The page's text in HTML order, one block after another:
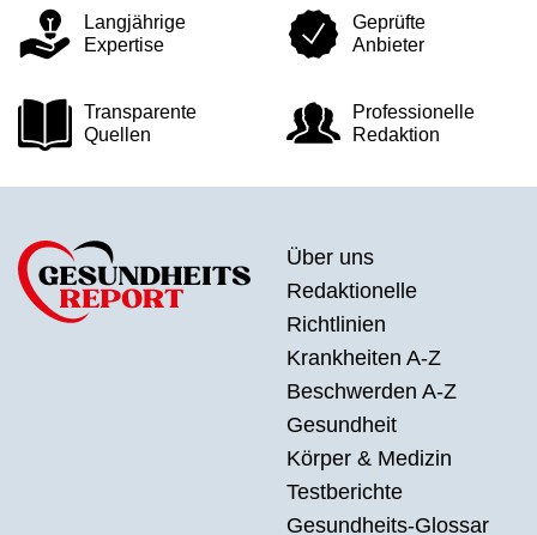
Langjährige
Expertise
Geprüfte
Anbieter
Transparente
Quellen
Professionelle
Redaktion
Über uns
Redaktionelle
Richtlinien
Krankheiten A-Z
Beschwerden A-Z
Gesundheit
Körper & Medizin
Testberichte
Gesundheits-Glossar